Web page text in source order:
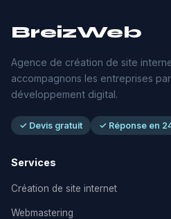
BreizWeb
Agence de création de site
accompagnons les entreprises
développement digital.
✓ Devis gratuit ✓ Réponse en
Services
Création de site internet
Webmastering